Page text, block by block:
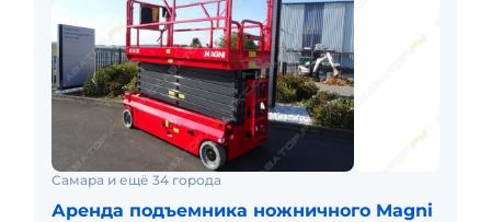
Самара и ещё 34 города
Аренда подъемника ножничного Magni